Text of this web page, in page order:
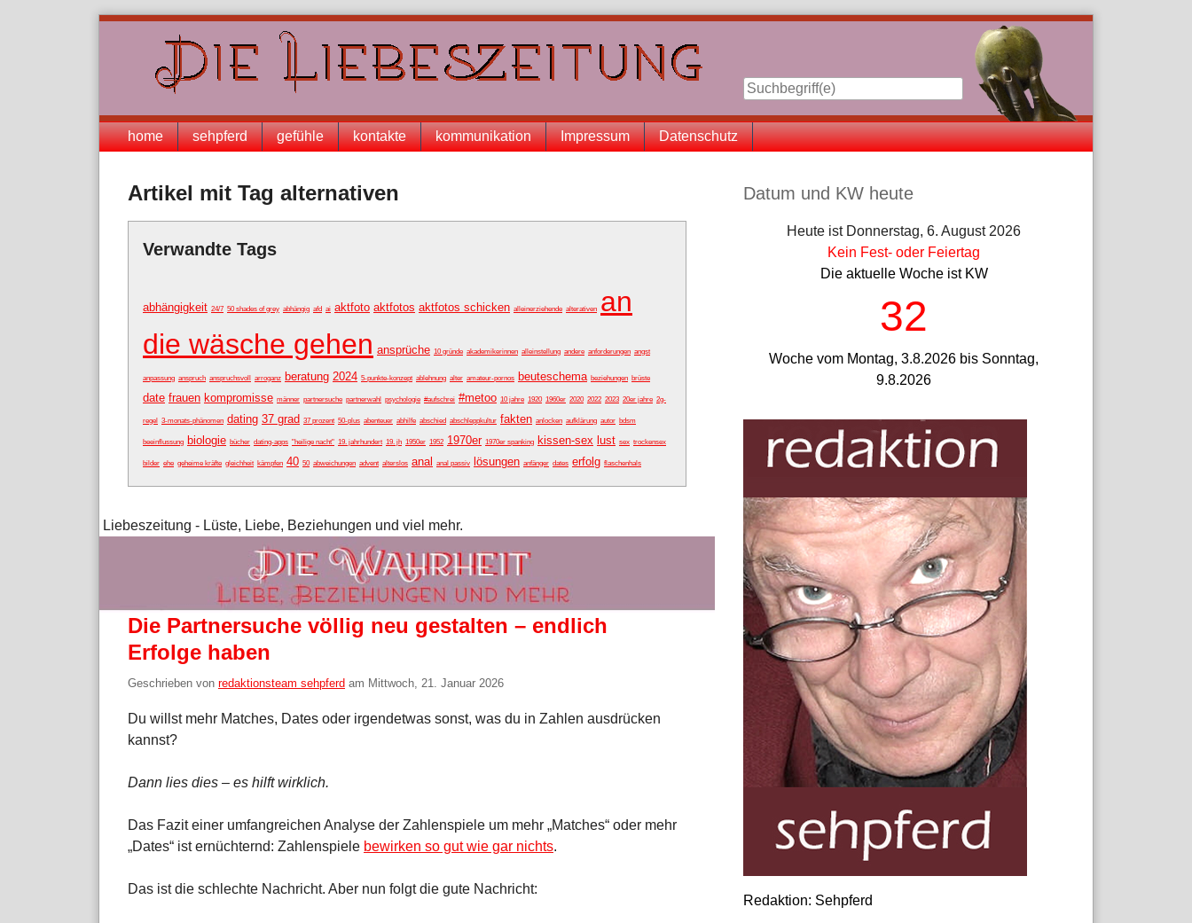
Navigation
home sehpferd gefühle kontakte kommunikation Impressum Datenschutz
Artikel mit Tag alternativen
Verwandte Tags
abhängigkeit 24/7 50 shades of grey abhängig afd ai aktfoto aktfotos aktfotos schicken alleinerziehende alterativen an
die wäsche gehen ansprüche 10 gründe akademikerinnen alleinstellung andere anforderungen angst
anpassung anspruch anspruchsvoll arroganz beratung 2024 5-punkte-konzept ablehnung alter amateur-pornos beuteschema beziehungen brüste
date frauen kompromisse männer partnersuche partnerwahl psychologie #aufschrei #metoo 10 jahre 1920 1960er 2020 2022 2023 20er jahre 2g-
regel 3-monats-phänomen dating 37 grad 37 prozent 50-plus abenteuer abhilfe abschied abschleppkultur fakten anlocken aufklärung autor bdsm
beeinflussung biologie bücher dating-apps "heilige nacht" 19. jahrhundert 19. jh 1950er 1952 1970er 1970er spanking kissen-sex lust sex trockensex
bilder ehe geheime kräfte gleichheit kämpfen 40 50 abweichungen advent alterslos anal anal passiv lösungen anfänger dates erfolg flaschenhals
Liebeszeitung - Lüste, Liebe, Beziehungen und viel mehr.
Die Partnersuche völlig neu gestalten – endlich
Erfolge haben
Geschrieben von redaktionsteam sehpferd am Mittwoch, 21. Januar 2026
Du willst mehr Matches, Dates oder irgendetwas sonst, was du in Zahlen ausdrücken
kannst?
Dann lies dies – es hilft wirklich.
Das Fazit einer umfangreichen Analyse der Zahlenspiele um mehr „Matches“ oder mehr
„Dates“ ist ernüchternd: Zahlenspiele bewirken so gut wie gar nichts.
Das ist die schlechte Nachricht. Aber nun folgt die gute Nachricht:
Seitenleiste
Datum und KW heute
Heute ist Donnerstag, 6. August 2026
Kein Fest- oder Feiertag
Die aktuelle Woche ist KW
32
Woche vom Montag, 3.8.2026 bis Sonntag,
9.8.2026
Redaktion: Sehpferd